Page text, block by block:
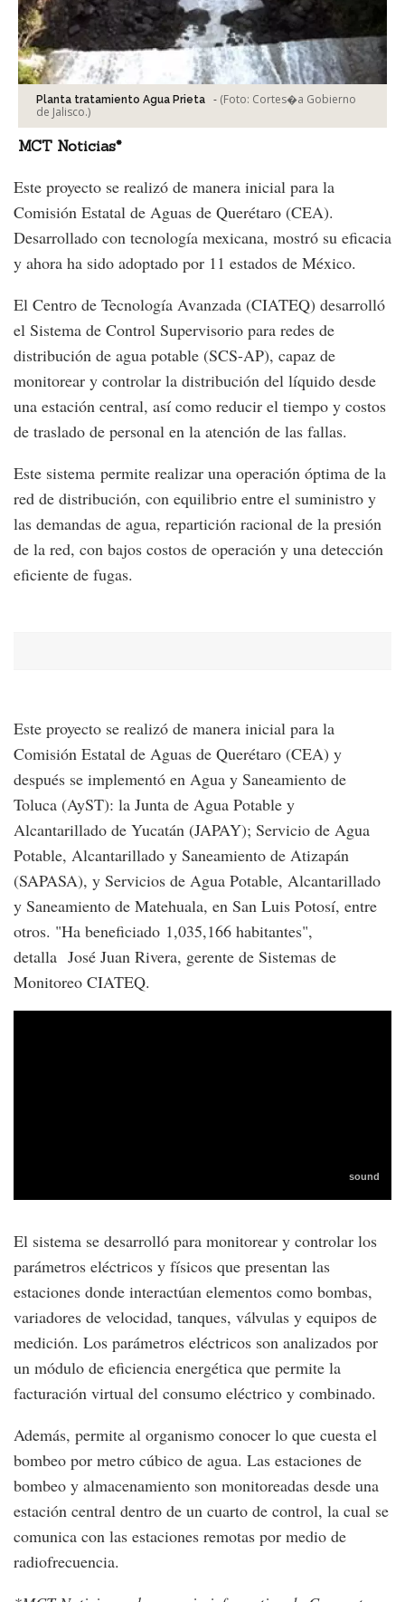
Planta tratamiento Agua Prieta - (Foto: Cortes�a Gobierno
de Jalisco.)
MCT Noticias*
Este proyecto se realizó de manera inicial para la
Comisión Estatal de Aguas de Querétaro (CEA).
Desarrollado con tecnología mexicana, mostró su eficacia
y ahora ha sido adoptado por 11 estados de México.
El Centro de Tecnología Avanzada (CIATEQ) desarrolló
el Sistema de Control Supervisorio para redes de
distribución de agua potable (SCS-AP), capaz de
monitorear y controlar la distribución del líquido desde
una estación central, así como reducir el tiempo y costos
de traslado de personal en la atención de las fallas.
Este sistema permite realizar una operación óptima de la
red de distribución, con equilibrio entre el suministro y
las demandas de agua, repartición racional de la presión
de la red, con bajos costos de operación y una detección
eficiente de fugas.
Este proyecto se realizó de manera inicial para la
Comisión Estatal de Aguas de Querétaro (CEA) y
después se implementó en Agua y Saneamiento de
Toluca (AyST): la Junta de Agua Potable y
Alcantarillado de Yucatán (JAPAY); Servicio de Agua
Potable, Alcantarillado y Saneamiento de Atizapán
(SAPASA), y Servicios de Agua Potable, Alcantarillado
y Saneamiento de Matehuala, en San Luis Potosí, entre
otros. "Ha beneficiado 1,035,166 habitantes",
detalla José Juan Rivera, gerente de Sistemas de
Monitoreo CIATEQ.
El sistema se desarrolló para monitorear y controlar los
parámetros eléctricos y físicos que presentan las
estaciones donde interactúan elementos como bombas,
variadores de velocidad, tanques, válvulas y equipos de
medición. Los parámetros eléctricos son analizados por
un módulo de eficiencia energética que permite la
facturación virtual del consumo eléctrico y combinado.
Además, permite al organismo conocer lo que cuesta el
bombeo por metro cúbico de agua. Las estaciones de
bombeo y almacenamiento son monitoreadas desde una
estación central dentro de un cuarto de control, la cual se
comunica con las estaciones remotas por medio de
radiofrecuencia.